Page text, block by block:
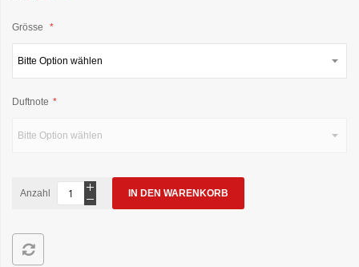
Grösse
Duftnote
Anzahl IN DEN WARENKORB